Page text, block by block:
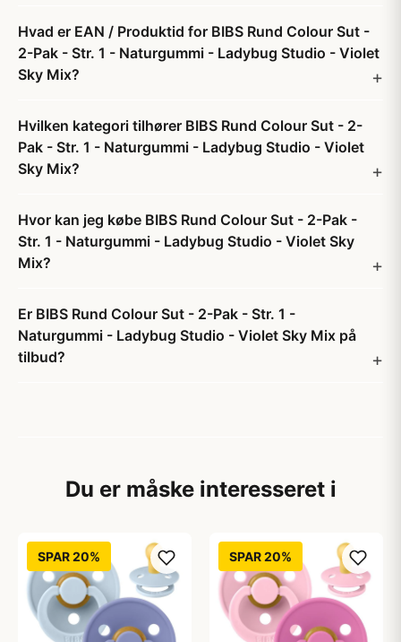
Hvad er EAN / Produktid for BIBS Rund Colour Sut -
2-Pak - Str. 1 - Naturgummi - Ladybug Studio - Violet
Sky Mix?
Hvilken kategori tilhører BIBS Rund Colour Sut - 2-
Pak - Str. 1 - Naturgummi - Ladybug Studio - Violet
Sky Mix?
Hvor kan jeg købe BIBS Rund Colour Sut - 2-Pak -
Str. 1 - Naturgummi - Ladybug Studio - Violet Sky
Mix?
Er BIBS Rund Colour Sut - 2-Pak - Str. 1 -
Naturgummi - Ladybug Studio - Violet Sky Mix på
tilbud?
Du er måske interesseret i
SPAR 20% SPAR 20%